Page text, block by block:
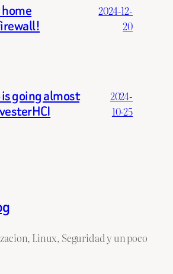
2024-12-
20
going almost
2024-
10-25
Linux, Seguridad y un poco